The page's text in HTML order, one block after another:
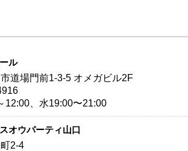
ル
道場門前1-3-5 オメガビル2F
12:00、水19:00〜21:00
オウパーティ山口
2-4